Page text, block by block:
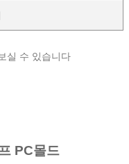
실 수 있습니다
PC몰드